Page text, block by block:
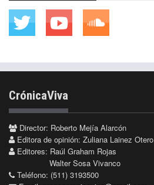
CrónicaViva
Director: Roberto Mejía Alarcón
Editora de opinión: Zuliana Lainez Otero
Editores: Raúl Graham Rojas
Walter Sosa Vivanco
Teléfono: (511) 3193500